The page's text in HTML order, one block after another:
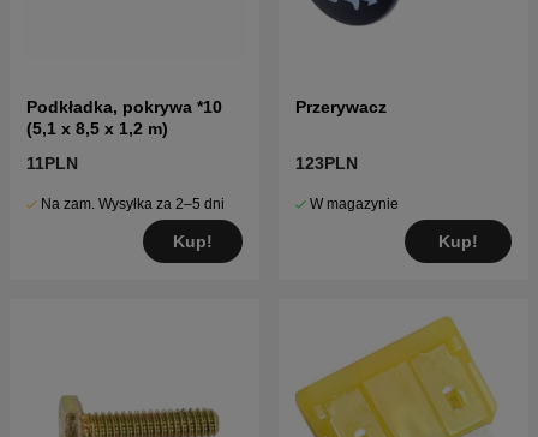
Podkładka, pokrywa *10
(5,1 x 8,5 x 1,2 m)
11PLN
Na zam. Wysyłka za 2–5 dni
Kup!
Przerywacz
123PLN
W magazynie
Kup!